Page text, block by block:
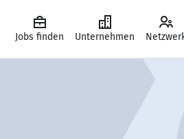
Jobs finden Unternehmen